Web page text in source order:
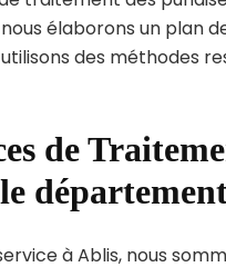
nous élaborons un plan
utilisons des méthodes
de
à Ablis, nous